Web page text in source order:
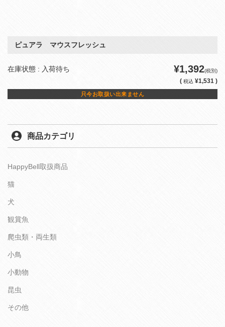
ピュアラ マウスフレッシュ
在庫状態 : 入荷待ち ¥1,392(税別)
( 税込 ¥1,531 )
只今お取扱い出来ません
商品カテゴリ
HappyBell取扱商品
猫
犬
観賞魚
爬虫類・両生類
小鳥
小動物
昆虫
その他